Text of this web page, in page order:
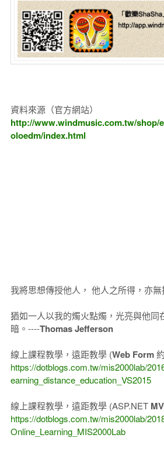
資料來源（官方網站）
http://www.windmusic.com.tw/shop/
oloedm/index.html
我將思想傳授他人， 他人之所得，亦無
猶如一人以我的燭火點燭，光亮與他同
暗。----Thomas Jefferson
線上課程教學，遠距教學 (Web Form
https://dotblogs.com.tw/mis2000lab/
earning_distance_education_VS2015
線上課程教學，遠距教學 (ASP.NET
https://dotblogs.com.tw/mis2000lab/
Online_Learning_MIS2000Lab